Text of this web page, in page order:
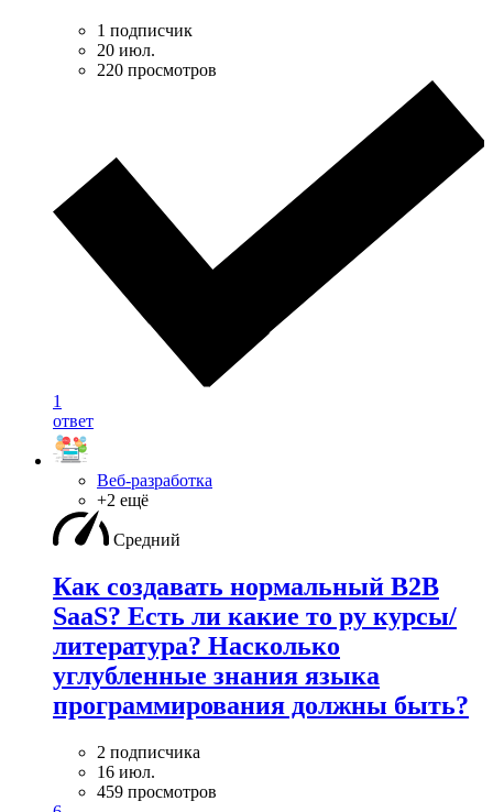
1 подписчик
20 июл.
220 просмотров
1
ответ
Веб-разработка
+2 ещё
Средний
Как создавать нормальный B2B
SaaS? Есть ли какие то ру курсы/
литература? Насколько
углубленные знания языка
программирования должны быть?
2 подписчика
16 июл.
459 просмотров